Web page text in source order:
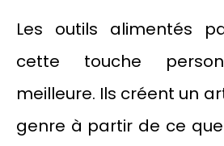
Les outils alimentés
cette touche
meilleure. Ils créent un
genre à partir de ce